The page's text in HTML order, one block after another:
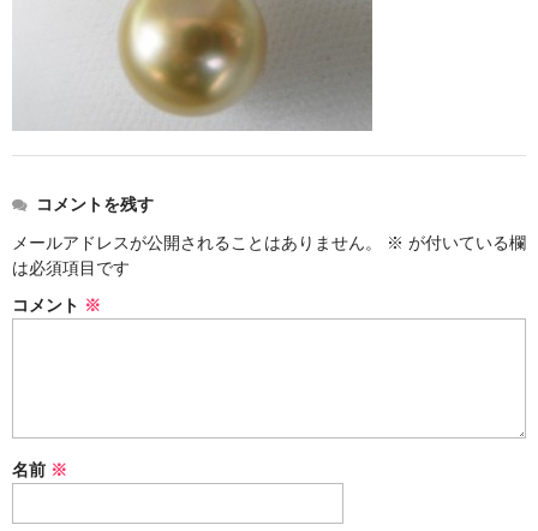
お問い合わせ
コメントを残す
メールアドレスが公開されることはありません。
※ が付いている欄
は必須項目です
コメント ※
名前 ※